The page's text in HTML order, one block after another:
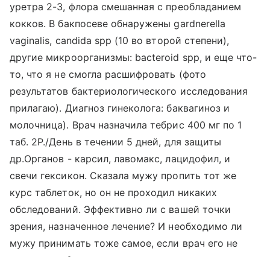
уретра 2-3, флора смешанная с преобладанием
кокков. В бакпосеве обнаружены gardnerella
vaginalis, candida spp (10 во второй степени),
другие микроорганизмы: bacteroid spp, и еще что-
то, что я не смогла расшифровать (фото
результатов бактериологического исследования
прилагаю). Диагноз гинеколога: баквагиноз и
молочница). Врач назначила тебрис 400 мг по 1
таб. 2Р./День в течении 5 дней, для защиты
др.Органов - карсил, лавомакс, лацидофил, и
свечи гексикон. Сказала мужу пропить тот же
курс таблеток, но он не проходил никаких
обследований. Эффективно ли с вашей точки
зрения, назначенное лечение? И необходимо ли
мужу принимать тоже самое, если врач его не